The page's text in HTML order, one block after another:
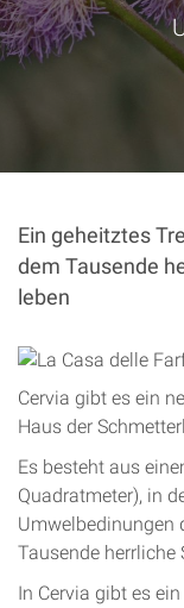
Ein geheitztes
dem Tausende
leben
Cervia gibt es ein
Haus der
Es besteht aus
Quadratmeter), in
Umwelbedinungen
Tausende herrliche
In Cervia gibt es